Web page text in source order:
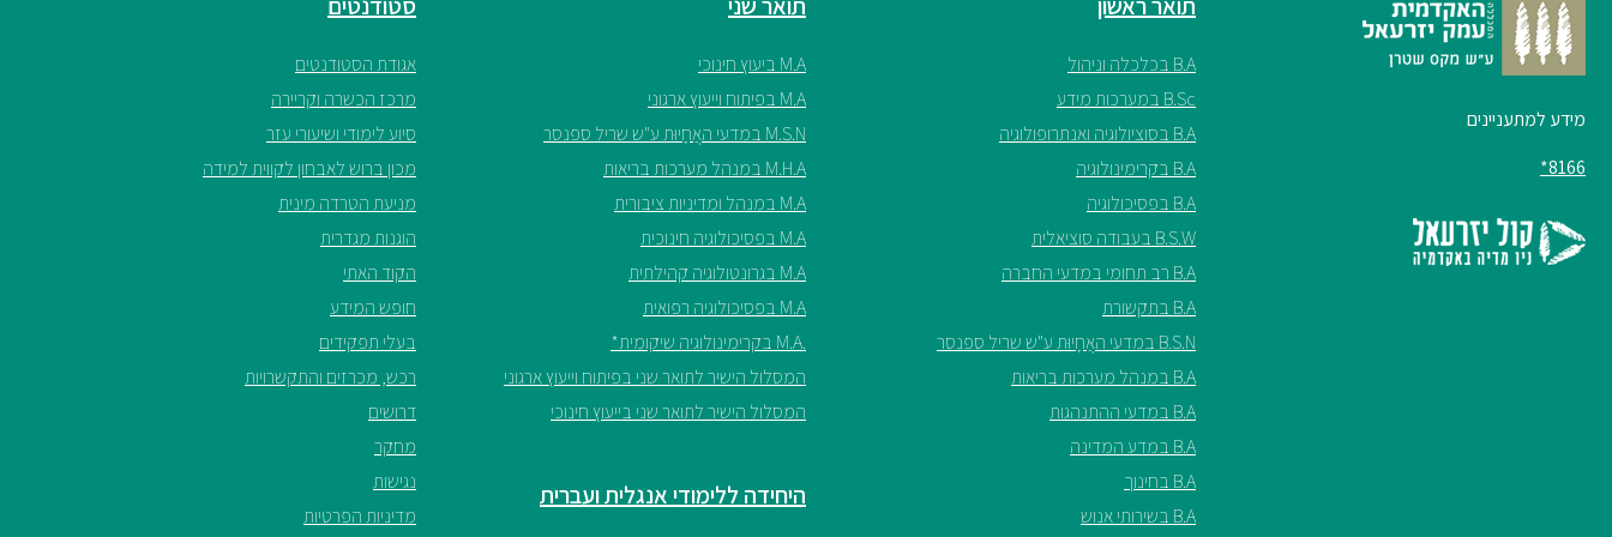
מידע למתעניינים
8166*
B.A בכלכלה וניהול
B.Sc במערכות מידע
B.A בסוציולוגיה ואנתרופולוגיה
B.A בקרימינולוגיה
B.A בפסיכולוגיה
B.S.W בעבודה סוציאלית
B.A רב תחומי במדעי החברה
B.A בתקשורת
B.S.N במדעי האֲחָיוּת ע"ש שריל ספנסר
B.A במנהל מערכות בריאות
B.A במדעי ההתנהגות
B.A במדע המדינה
B.A בחינוך
B.A בשירותי אנוש
M.A ביעוץ חינוכי
M.A בפיתוח וייעוץ ארגוני
M.S.N במדעי האֲחָיוּת ע"ש שריל ספנסר
M.H.A במנהל מערכות בריאות
M.A במנהל ומדיניות ציבורית
M.A בפסיכולוגיה חינוכית
M.A בגרונטולוגיה קהילתית
M.A בפסיכולוגיה רפואית
.M.A בקרימינולוגיה שיקומית*
המסלול הישיר לתואר שני בפיתוח וייעוץ ארגוני
המסלול הישיר לתואר שני בייעוץ חינוכי
היחידה ללימודי אנגלית ועברית
אגודת הסטודנטים
מרכז הכשרה וקריירה
סיוע לימודי ושיעורי עזר
מכון ברוש לאבחון לקווית למידה
מניעת הטרדה מינית
הוגנות מגדרית
הקוד האתי
חופש המידע
בעלי תפקידים
רכש, מכרזים והתקשרויות
דרושים
מחקר
נגישות
מדיניות הפרטיות